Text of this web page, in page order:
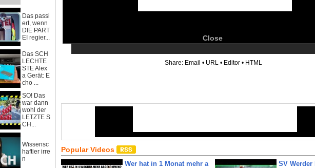
Das passi
ert, wenn
DIE PART
EI regier...
Das SCH
LECHTE
STE Alex
a Gerät: E
cho ...
SO! Das
war dann
wohl der
LETZTE S
CH...
Wissensc
haftler irre
n
Close
Share: Email • URL • Editor • HTML
Popular Videos
Wer hat in 1 Monat mehr a
SV Werder